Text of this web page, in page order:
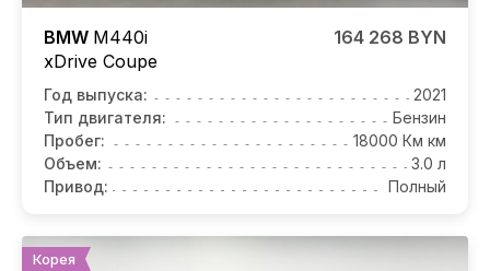
BMW M440i
xDrive Coupe
164 268 BYN
Год выпуска:
2021
Тип двигателя:
Бензин
Пробег:
18000 Км км
Объем:
3.0 л
Привод:
Полный
Корея